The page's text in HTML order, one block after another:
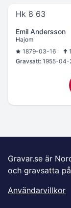
Hk 8 63
Emil Andersson
Hajom
1879-03-16
Gravsatt: 1955-04-
Gravar.se är
och gravsatta
Användarvillkor